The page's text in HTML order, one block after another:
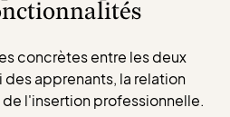
concrètes entre les deux
apprenants, la relation
l'insertion professionnelle.